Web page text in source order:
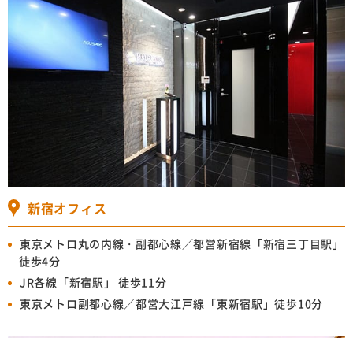
新宿オフィス
東京メトロ丸の内線・副都心線／都営新宿線「新宿三丁目駅」
徒歩4分
JR各線「新宿駅」 徒歩11分
東京メトロ副都心線／都営大江戸線「東新宿駅」徒歩10分